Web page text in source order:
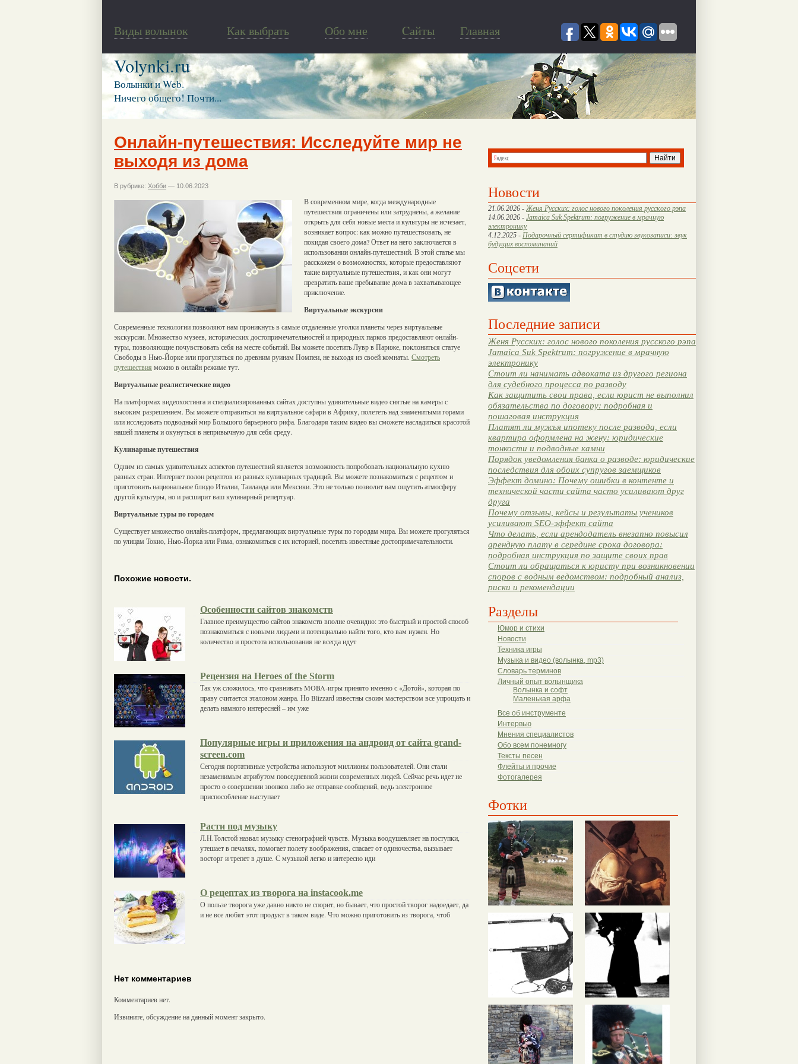
Виды волынок Как выбрать Обо мне Cайты Главная
Volynki.ru
Волынки и Web.
Ничего общего! Почти...
Новости
21.06.2026 - Женя Русских: голос нового поколения русского рэпа
14.06.2026 - Jamaica Suk Spektrum: погружение в мрачную
электронику
4.12.2025 - Подарочный сертификат в студию звукозаписи: звук
будущих воспоминаний
Соцсети
Последние записи
Женя Русских: голос нового поколения русского рэпа
Jamaica Suk Spektrum: погружение в мрачную
электронику
Стоит ли нанимать адвоката из другого региона
для судебного процесса по разводу
Как защитить свои права, если юрист не выполнил
обязательства по договору: подробная и
пошаговая инструкция
Платят ли мужья ипотеку после развода, если
квартира оформлена на жену: юридические
тонкости и подводные камни
Порядок уведомления банка о разводе: юридические
последствия для обоих супругов заемщиков
Эффект домино: Почему ошибки в контенте и
технической части сайта часто усиливают друг
друга
Почему отзывы, кейсы и результаты учеников
усиливают SEO-эффект сайта
Что делать, если арендодатель внезапно повысил
арендную плату в середине срока договора:
подробная инструкция по защите своих прав
Стоит ли обращаться к юристу при возникновении
споров с водным ведомством: подробный анализ,
риски и рекомендации
Разделы
Юмор и стихи
Новости
Техника игры
Музыка и видео (волынка, mp3)
Словарь терминов
Личный опыт волынщика
Волынка и софт
Маленькая арфа
Все об инструменте
Интервью
Мнения специалистов
Обо всем понемногу
Тексты песен
Флейты и прочие
Фотогалерея
Фотки
Онлайн-путешествия: Исследуйте мир не
выходя из дома
В рубрике: Хобби — 10.06.2023
В современном мире, когда международные
путешествия ограничены или затруднены, а желание
открыть для себя новые места и культуры не исчезает,
возникает вопрос: как можно путешествовать, не
покидая своего дома? Ответ на него заключается в
использовании онлайн-путешествий. В этой статье мы
расскажем о возможностях, которые предоставляют
такие виртуальные путешествия, и как они могут
превратить ваше пребывание дома в захватывающее
приключение.
Виртуальные экскурсии
Современные технологии позволяют нам проникнуть в самые отдаленные уголки планеты через виртуальные
экскурсии. Множество музеев, исторических достопримечательностей и природных парков предоставляют онлайн-
туры, позволяющие почувствовать себя на месте событий. Вы можете посетить Лувр в Париже, поклониться статуе
Свободы в Нью-Йорке или прогуляться по древним руинам Помпеи, не выходя из своей комнаты. Смотреть
путешествия можно в онлайн режиме тут.
Виртуальные реалистические видео
На платформах видеохостинга и специализированных сайтах доступны удивительные видео снятые на камеры с
высоким разрешением. Вы можете отправиться на виртуальное сафари в Африку, полететь над знаменитыми горами
или исследовать подводный мир Большого барьерного рифа. Благодаря таким видео вы сможете насладиться красотой
нашей планеты и окунуться в непривычную для себя среду.
Кулинарные путешествия
Одним из самых удивительных аспектов путешествий является возможность попробовать национальную кухню
разных стран. Интернет полон рецептов из разных кулинарных традиций. Вы можете познакомиться с рецептом и
приготовить национальное блюдо Италии, Таиланда или Мексики. Это не только позволит вам ощутить атмосферу
другой культуры, но и расширит ваш кулинарный репертуар.
Виртуальные туры по городам
Существует множество онлайн-платформ, предлагающих виртуальные туры по городам мира. Вы можете прогуляться
по улицам Токио, Нью-Йорка или Рима, ознакомиться с их историей, посетить известные достопримечательности.
Похожие новости.
Особенности сайтов знакомств
Главное преимущество сайтов знакомств вполне очевидно: это быстрый и простой способ
познакомиться с новыми людьми и потенциально найти того, кто вам нужен. Но
количество и простота использования не всегда идут
Рецензия на Heroes of the Storm
Так уж сложилось, что сравнивать MOBA-игры принято именно с «Дотой», которая по
праву считается эталоном жанра. Но Blizzard известны своим мастерством все упрощать и
делать намного интересней – им уже
Популярные игры и приложения на андроид от сайта grand-
screen.com
Сегодня портативные устройства используют миллионы пользователей. Они стали
незаменимым атрибутом повседневной жизни современных людей. Сейчас речь идет не
просто о совершении звонков либо же отправке сообщений, ведь электронное
приспособление выступает
Расти под музыку
Л.Н.Толстой назвал музыку стенографией чувств. Музыка воодушевляет на поступки,
утешает в печалях, помогает полету воображения, спасает от одиночества, вызывает
восторг и трепет в душе. С музыкой легко и интересно иди
О рецептах из творога на instacook.me
О пользе творога уже давно никто не спорит, но бывает, что простой творог надоедает, да
и не все любят этот продукт в таком виде. Что можно приготовить из творога, чтоб
Нет комментариев
Комментариев нет.
Извините, обсуждение на данный момент закрыто.